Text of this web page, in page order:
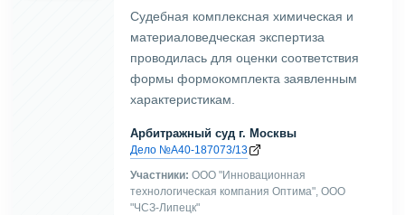
Судебная комплексная химическая и
материаловедческая экспертиза
проводилась для оценки соответствия
формы формокомплекта заявленным
характеристикам.
Арбитражный суд г. Москвы
Дело №А40-187073/13
Участники: ООО "Инновационная
технологическая компания Оптима", ООО
"ЧСЗ-Липецк"